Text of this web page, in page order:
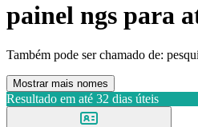
painel ngs para
Também pode ser chamado de:
Mostrar mais nomes
Resultado em até 32 dias úteis